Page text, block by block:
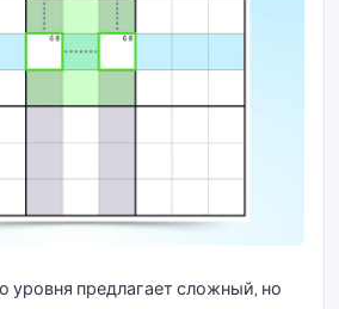
уровня предлагает сложный, но